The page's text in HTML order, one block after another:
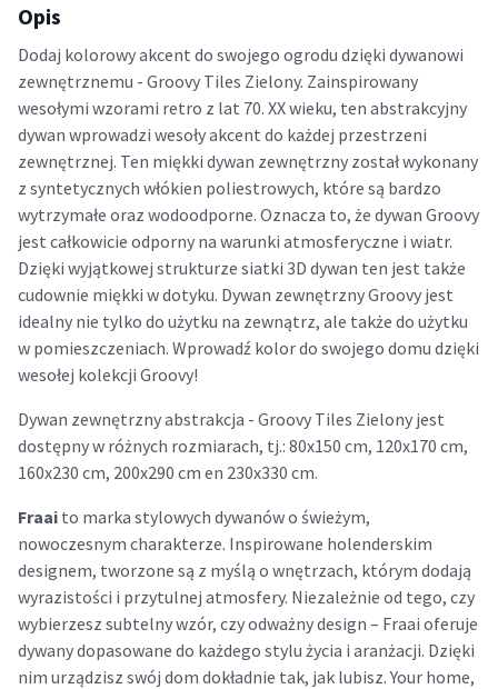
Opis
Dodaj kolorowy akcent do swojego ogrodu dzięki dywanowi
zewnętrznemu - Groovy Tiles Zielony. Zainspirowany
wesołymi wzorami retro z lat 70. XX wieku, ten abstrakcyjny
dywan wprowadzi wesoły akcent do każdej przestrzeni
zewnętrznej. Ten miękki dywan zewnętrzny został wykonany
z syntetycznych włókien poliestrowych, które są bardzo
wytrzymałe oraz wodoodporne. Oznacza to, że dywan Groovy
jest całkowicie odporny na warunki atmosferyczne i wiatr.
Dzięki wyjątkowej strukturze siatki 3D dywan ten jest także
cudownie miękki w dotyku. Dywan zewnętrzny Groovy jest
idealny nie tylko do użytku na zewnątrz, ale także do użytku
w pomieszczeniach. Wprowadź kolor do swojego domu dzięki
wesołej kolekcji Groovy!
Dywan zewnętrzny abstrakcja - Groovy Tiles Zielony jest
dostępny w różnych rozmiarach, tj.: 80x150 cm, 120x170 cm,
160x230 cm, 200x290 cm en 230x330 cm.
Fraai to marka stylowych dywanów o świeżym,
nowoczesnym charakterze. Inspirowane holenderskim
designem, tworzone są z myślą o wnętrzach, którym dodają
wyrazistości i przytulnej atmosfery. Niezależnie od tego, czy
wybierzesz subtelny wzór, czy odważny design – Fraai oferuje
dywany dopasowane do każdego stylu życia i aranżacji. Dzięki
nim urządzisz swój dom dokładnie tak, jak lubisz. Your home,